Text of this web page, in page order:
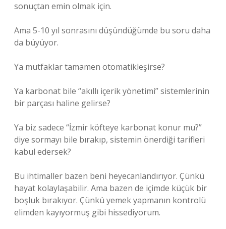
sonuçtan emin olmak için.
Ama 5-10 yıl sonrasını düşündüğümde bu soru daha
da büyüyor.
Ya mutfaklar tamamen otomatikleşirse?
Ya karbonat bile “akıllı içerik yönetimi” sistemlerinin
bir parçası haline gelirse?
Ya biz sadece “İzmir köfteye karbonat konur mu?”
diye sormayı bile bırakıp, sistemin önerdiği tarifleri
kabul edersek?
Bu ihtimaller bazen beni heyecanlandırıyor. Çünkü
hayat kolaylaşabilir. Ama bazen de içimde küçük bir
boşluk bırakıyor. Çünkü yemek yapmanın kontrolü
elimden kayıyormuş gibi hissediyorum.